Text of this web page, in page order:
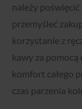
należy
przemyśleć
korzystanie z
kawy za
komfort całego
czas parzenia